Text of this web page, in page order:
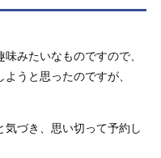
みたいなものですので、
うと思ったのですが、
気づき、思い切って予約し